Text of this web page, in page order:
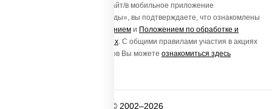
Осуществляя вход на этот Сайт/в мобильное приложение
«ПиццаСушиВок - доставка еды», вы подтверждаете, что ознакомлены
Пользовательским соглашением и Положением по обработке и
защите персональных данных . С общими правилами участия в акциях
и порядке получения подарков Вы можете ознакомиться здесь
© 2002–2026